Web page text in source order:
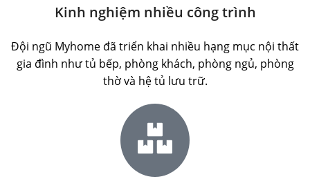
Kinh nghiệm nhiều công trình
Đội ngũ Myhome đã triển khai nhiều hạng mục nội thất
gia đình như tủ bếp, phòng khách, phòng ngủ, phòng
thờ và hệ tủ lưu trữ.